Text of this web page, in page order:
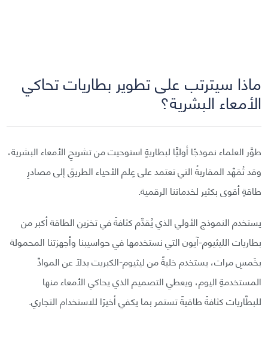
ماذا سيترتب على تطوير بطاريات تحاكي
الأمعاء البشرية؟
طوَّر العلماء نموذجًا أوليًّا لبطاريةٍ استوحيت من تشريحِ الأمعاء البشرية،
وقد تُمَهِّد المقاربةُ التي تعتمد على عِلم الأحياء الطريقَ إلى مصادرِ
طاقةٍ أقوى بكثير لخدماتنا الرقمية.
يستخدم النموذج الأولي الذي يُقدِّم كثافةً في تخزين الطاقة أكبر من
بطاريات الليثيوم-آيون التي نستخدمها في حواسيبنا وأجهزتنا المحمولة
بخَمسِ مرات، يستخدم خليةً من ليثيوم-الكبريت بدلًا عن الموادِّ
المستخدمةِ اليوم، ويعطي التصميم الذي يحاكي الأمعاء منها
للبطَّاريات كثافةً طاقيةً تستمر بما يكفي أخيرًا للاستخدام التجاري.